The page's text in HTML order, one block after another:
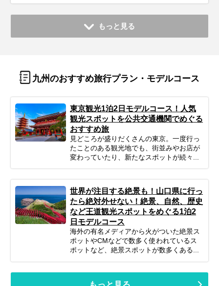
もっと見る
九州のおすすめ旅行プラン・モデルコース
東京観光1泊2日モデルコース！人気
観光スポットを公共交通機関でめぐる
おすすめ旅
見どころが盛りだくさんの東京。一度行っ
たことのある観光地でも、街並みやお店が
変わっていたり、新たなスポットが続々...
世界が注目する絶景も！山口県に行っ
たら絶対外せない！絶景、自然、歴史
など王道観光スポットをめぐる1泊2
日モデルコース
海外の有名メディアから火がついた絶景ス
ポットやCMなどで数多く使われているス
ポットなど、絶景スポットが数多くある...